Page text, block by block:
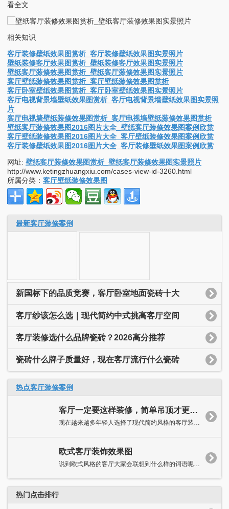
看全文
相关知识
客厅装修壁纸效果图赏析_客厅装修壁纸效果图实景照片
壁纸装修客厅效果图赏析_壁纸装修客厅效果图实景照片
壁纸客厅装修效果图赏析_壁纸客厅装修效果图实景照片
客厅壁纸装修效果图赏析_客厅壁纸装修效果图赏析
客厅卧室壁纸效果图赏析_客厅卧室壁纸效果图实景照片
客厅电视背景墙壁纸效果图赏析_客厅电视背景墙壁纸效果图实景照
片
客厅电视墙壁纸装修效果图赏析_客厅电视墙壁纸装修效果图赏析
壁纸客厅装修效果图2016图片大全_壁纸客厅装修效果图案例欣赏
客厅壁纸装修效果图2016图片大全_客厅壁纸装修效果图案例欣赏
客厅装修壁纸效果图2016图片大全_客厅装修壁纸效果图案例欣赏
网址: 壁纸客厅装修效果图赏析_壁纸客厅装修效果图实景照片
http://www.ketingzhuangxiu.com/cases-view-id-3260.html
所属分类： 客厅壁纸装修效果图
最新客厅装修案例
新国标下的品质竞赛，客厅卧室地面瓷砖十大
客厅纱该怎么选｜现代简约中式挑高客厅空间
客厅装修选什么品牌瓷砖？2026高分推荐
瓷砖什么牌子质量好，现在客厅流行什么瓷砖
热点客厅装修案例
客厅一定要这样装修，简单吊顶才更美！
现在越来越多年轻人选择了现代简约风格的客厅装修。简约主义的客...
欧式客厅装饰效果图
说到欧式风格的客厅大家会联想到什么样的词语呢?小编就会想到典雅...
热门点击排行